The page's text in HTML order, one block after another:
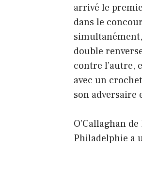
arrivé le
dans le
double
contre l’autre,
avec un
son adversaire
O’Callaghan
Philadelphie a